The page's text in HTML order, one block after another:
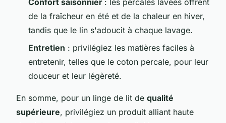
Confort saisonnier : les percales lavées offrent
de la fraîcheur en été et de la chaleur en hiver,
tandis que le lin s'adoucit à chaque lavage.
Entretien : privilégiez les matières faciles à
entretenir, telles que le coton percale, pour leur
douceur et leur légèreté.
En somme, pour un linge de lit de qualité
supérieure, privilégiez un produit alliant haute